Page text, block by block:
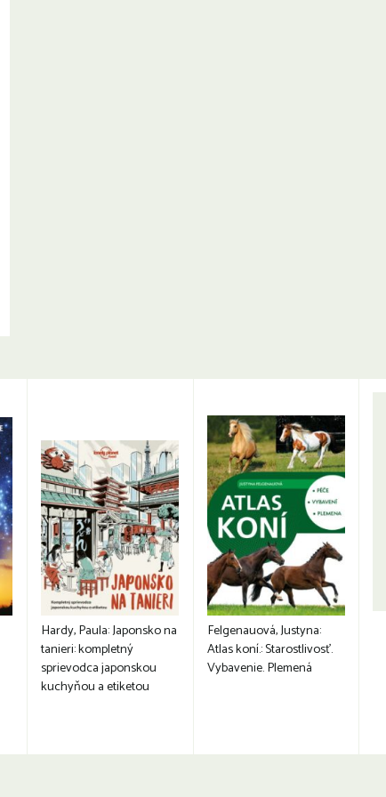
Hardy, Paula: Japonsko na
tanieri: kompletný
sprievodca japonskou
kuchyňou a etiketou
Felgenauová, Justyna:
Atlas koní.: Starostlivosť.
Vybavenie. Plemená